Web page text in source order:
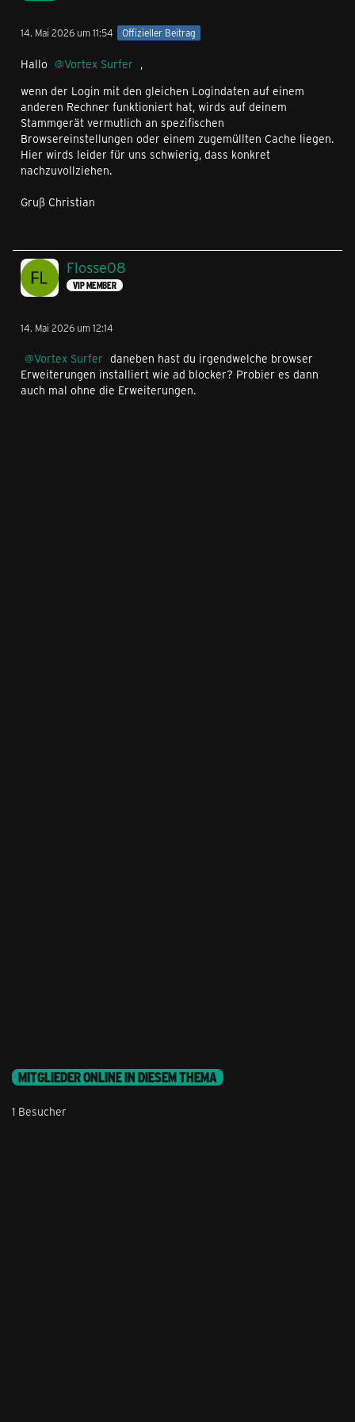
14. Mai 2026 um 11:54 Offizieller Beitrag
Hallo Vortex Surfer ,
wenn der Login mit den gleichen Logindaten auf einem
anderen Rechner funktioniert hat, wirds auf deinem
Stammgerät vermutlich an spezifischen
Browsereinstellungen oder einem zugemüllten Cache liegen.
Hier wirds leider für uns schwierig, dass konkret
nachzuvollziehen.
Gruß Christian
Flosse08
VIP MEMBER
14. Mai 2026 um 12:14
Vortex Surfer daneben hast du irgendwelche browser
Erweiterungen installiert wie ad blocker? Probier es dann
auch mal ohne die Erweiterungen.
MITGLIEDER ONLINE IN DIESEM THEMA
1 Besucher